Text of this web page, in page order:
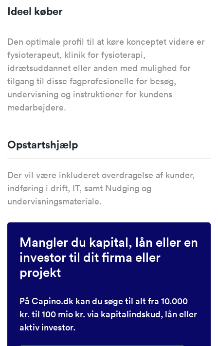
Ideel køber
Den optimale profil til at køre konceptet videre er
fysioterapeut, klinik for fysioterapi,
idrætsuddannet eller anden med mulighed for
tilgang til disse fagprofesionelle for besøg,
undervisning og instruktioner for kundens
medarbejdere.
Opstartshjælp
Der vil være inkluderet overdragelse af kunder,
indføring i drift, IT, samt Nudging og
undervisningsmateriale.
Mangler du kapital, lån eller en
investor til dit firma eller
projekt
På Capino.dk kan du søge til alt fra 10.000
kr. til 100 mio kr. via kapitalindskud, lån eller
aktiv investor.